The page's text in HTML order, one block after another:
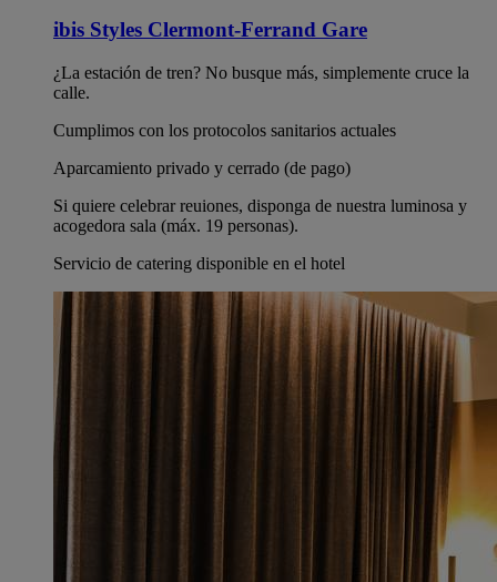
ibis Styles Clermont-Ferrand Gare
¿La estación de tren? No busque más, simplemente cruce la
calle.
Cumplimos con los protocolos sanitarios actuales
Aparcamiento privado y cerrado (de pago)
Si quiere celebrar reuiones, disponga de nuestra luminosa y
acogedora sala (máx. 19 personas).
Servicio de catering disponible en el hotel